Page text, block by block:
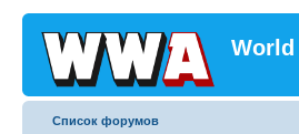
Список форумов